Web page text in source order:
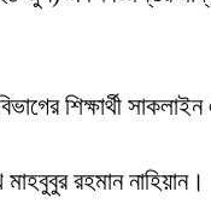
শিক্ষার্থী
রহমান নাহিয়ান।